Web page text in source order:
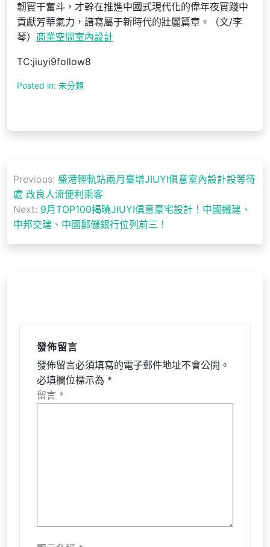
韌實干奮斗，才幹在推進中國式現代化的偉年夜實踐中
貢獻芳華氣力，譜寫屬于新時代的壯麗篇章。（文/李
琴） 商業空間室內設計
TC:jiuyi9follow8
Posted in: 未分類
章
導
覽
Previous: 盛港輕軌站兩月臺增JIUYI俱意室內設計設等待
處 改良人流便利乘客
Next: 9月TOP100揭曉JIUYI俱意豪宅設計！中國鐵建、
中邦交建、中國郵儲銀行位列前三！
發佈留言
發佈留言必須填寫的電子郵件地址不會公開。
必填欄位標示為 *
留言 *